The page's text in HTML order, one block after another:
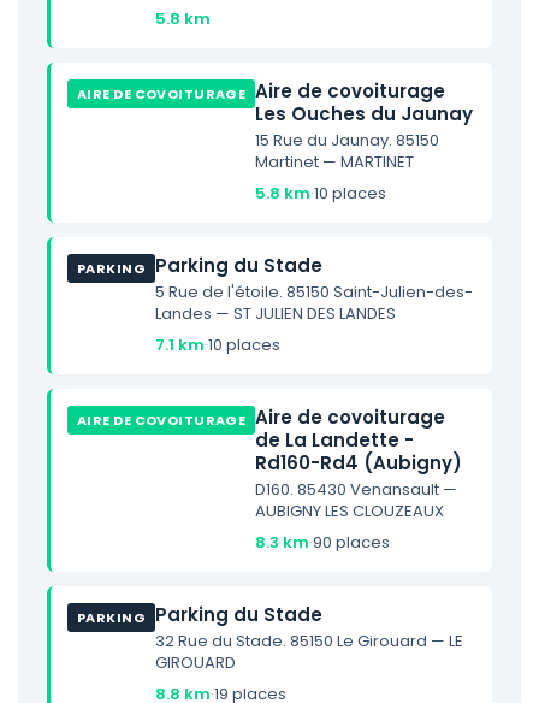
5.8 km
AIRE DE COVOITURAGE Aire de covoiturage
Les Ouches du Jaunay
15 Rue du Jaunay. 85150
Martinet — MARTINET
5.8 km·10 places
PARKING Parking du Stade
5 Rue de l'étoile. 85150 Saint-Julien-des-
Landes — ST JULIEN DES LANDES
7.1 km·10 places
AIRE DE COVOITURAGE Aire de covoiturage
de La Landette -
Rd160-Rd4 (Aubigny)
D160. 85430 Venansault —
AUBIGNY LES CLOUZEAUX
8.3 km·90 places
PARKING Parking du Stade
32 Rue du Stade. 85150 Le Girouard — LE
GIROUARD
8.8 km·19 places